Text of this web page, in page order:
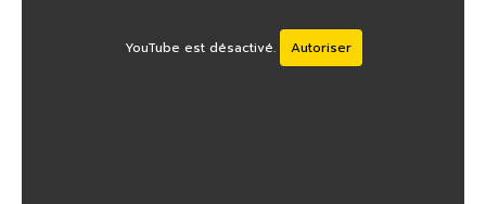
YouTube est désactivé. Autoriser